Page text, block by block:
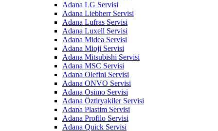
Adana LG Servisi
Adana Liebherr Servisi
Adana Lufras Servisi
Adana Luxell Servisi
Adana Midea Servisi
Adana Mioji Servisi
Adana Mitsubishi Servisi
Adana MSC Servisi
Adana Olefini Servisi
Adana ONVO Servisi
Adana Osimo Servisi
Adana Öztiryakiler Servisi
Adana Plastim Servisi
Adana Profilo Servisi
Adana Quick Servisi